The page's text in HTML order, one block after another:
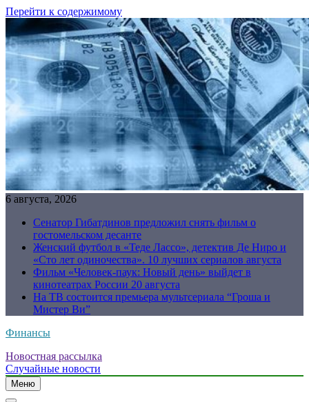
Перейти к содержимому
6 августа, 2026
Сенатор Гибатдинов предложил снять фильм о
гостомельском десанте
Женский футбол в «Теде Лассо», детектив Де Ниро и
«Сто лет одиночества». 10 лучших сериалов августа
Фильм «Человек-паук: Новый день» выйдет в
кинотеатрах России 20 августа
На ТВ состоится премьера мультсериала “Гроша и
Мистер Ви”
Финансы
Новостная рассылка
Случайные новости
Меню